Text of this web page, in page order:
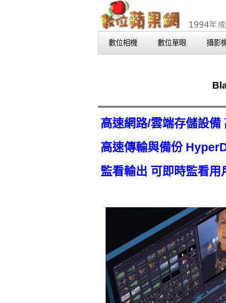
數位相機 數位單眼 攝影
高速網路/雲端存儲設
高速傳輸與備份
監看輸出 可即時監看